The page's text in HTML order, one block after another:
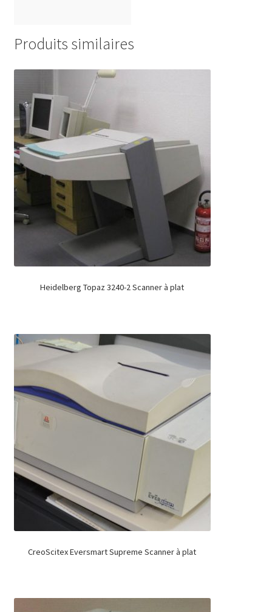
Produits similaires
Heidelberg Topaz 3240-2 Scanner à plat
CreoScitex Eversmart Supreme Scanner à plat